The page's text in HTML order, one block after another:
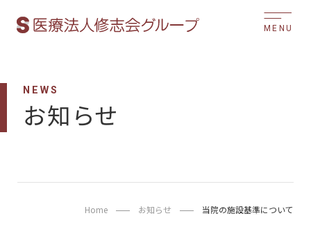
MENU
NEWS
お知らせ
Home お知らせ 当院の施設基準について